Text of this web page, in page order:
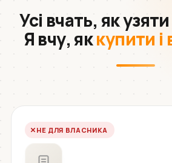
Усі вчать, як
Я вчу, яккупити і
НЕ ДЛЯ ВЛАСНИКА